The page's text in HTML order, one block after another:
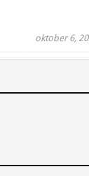
oktober 6,